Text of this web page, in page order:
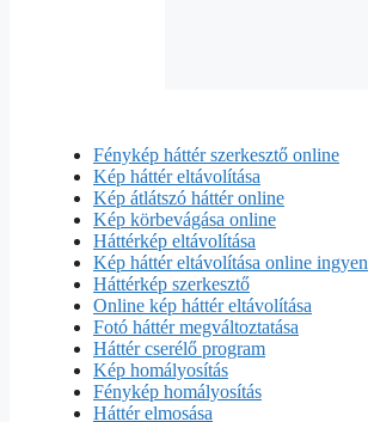
Fénykép háttér szerkesztő online
Kép háttér eltávolítása
Kép átlátszó háttér online
Kép körbevágása online
Háttérkép eltávolítása
Kép háttér eltávolítása online ingyen
Háttérkép szerkesztő
Online kép háttér eltávolítása
Fotó háttér megváltoztatása
Háttér cserélő program
Kép homályosítás
Fénykép homályosítás
Háttér elmosása